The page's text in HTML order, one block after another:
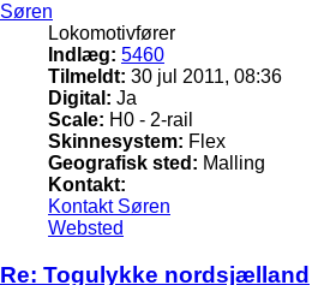
Søren
Lokomotivfører
Indlæg: 5460
Tilmeldt: 30 jul 2011, 08:36
Digital: Ja
Scale: H0 - 2-rail
Skinnesystem: Flex
Geografisk sted: Malling
Kontakt:
Kontakt Søren
Websted
Re: Togulykke nordsjælland